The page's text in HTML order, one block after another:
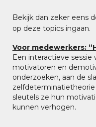
Bekijk dan zeker eens
op deze topics ingaan.
Voor medewerkers:
Een interactieve
motivatoren en
onderzoeken, aan de
sleutels ze hun
kunnen verhogen.